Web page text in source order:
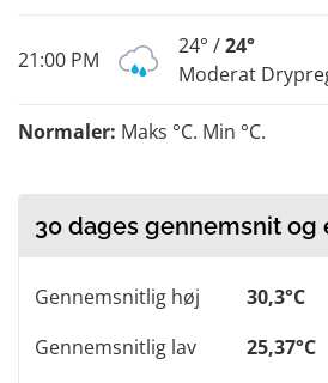
21:00 PM
24° /24°
Moderat
Normaler: Maks °C. Min °C.
30 dages gennemsnit og
Gennemsnitlig høj
30,3°C
Gennemsnitlig lav
25,37°C